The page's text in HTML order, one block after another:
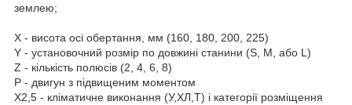
землею;
Х - висота осі обертання, мм (160, 180, 200, 225)
Y - установочний розмір по довжині станини (S, М, або L)
Z - кількість полюсів (2, 4, 6, 8)
Р - двигун з підвищеним моментом
Х2,5 - кліматичне виконання (У,ХЛ,Т) і категорії розміщення